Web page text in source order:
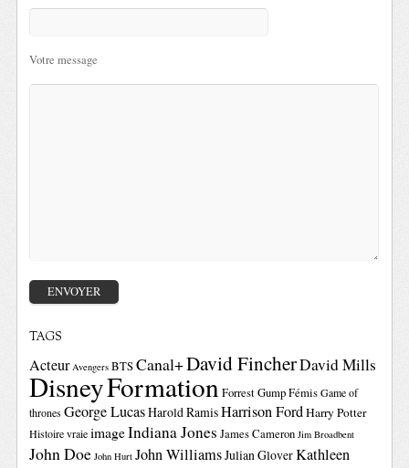
Votre message
TAGS
Acteur Avengers BTSCanal+David FincherDavid Mills
DisneyFormation Forrest GumpFémis Game of
thrones George LucasHarold RamisHarrison FordHarry Potter
Histoire vraie imageIndiana Jones James Cameron Jim Broadbent
John Doe John Hurt John WilliamsJulian GloverKathleen